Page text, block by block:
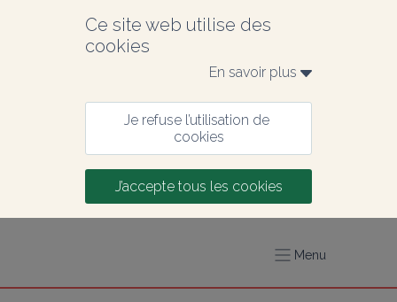
Ce site web utilise des
cookies
En savoir plus
Je refuse l’utilisation de
cookies
J’accepte tous les cookies
Menu